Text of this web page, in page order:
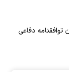
توافقنامه دفاعی